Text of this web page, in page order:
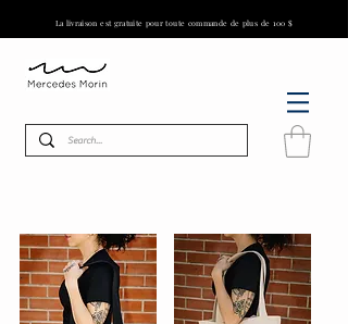
La livraison est gratuite pour toute commande de plus de 100 $